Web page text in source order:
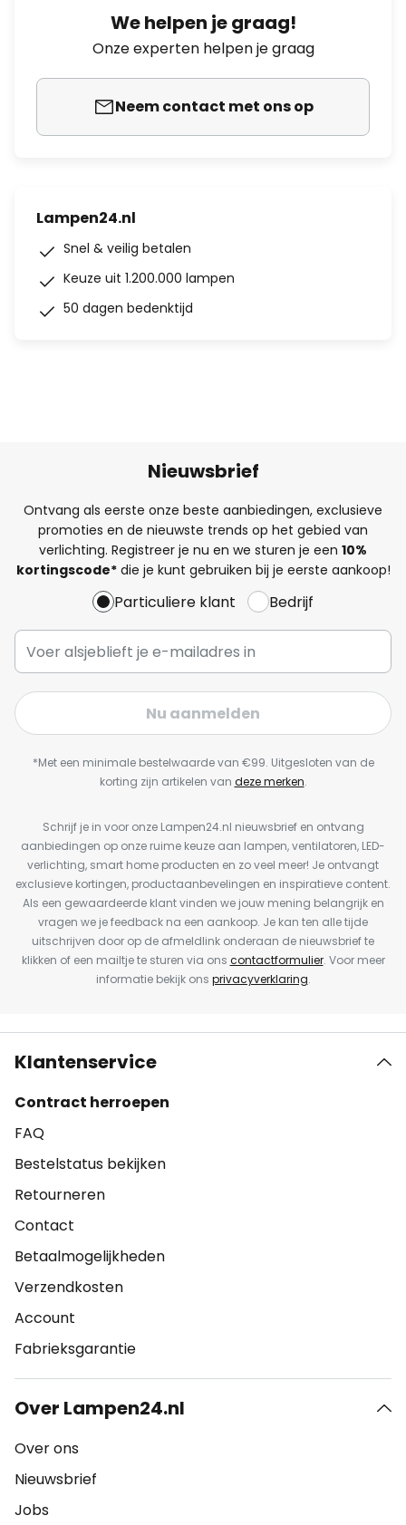
We helpen je graag!
Onze experten helpen je graag
Neem contact met ons op
Lampen24.nl
Snel & veilig betalen
Keuze uit 1.200.000 lampen
50 dagen bedenktijd
Nieuwsbrief
Ontvang als eerste onze beste aanbiedingen, exclusieve
promoties en de nieuwste trends op het gebied van
verlichting. Registreer je nu en we sturen je een 10%
kortingscode*die je kunt gebruiken bij je eerste aankoop!
Particuliere klant Bedrijf
Nu aanmelden
*Met een minimale bestelwaarde van €99. Uitgesloten van de
korting zijn artikelen van deze merken.
Schrijf je in voor onze Lampen24.nl nieuwsbrief en ontvang
aanbiedingen op onze ruime keuze aan lampen, ventilatoren, LED-
verlichting, smart home producten en zo veel meer! Je ontvangt
exclusieve kortingen, productaanbevelingen en inspiratieve content.
Als een gewaardeerde klant vinden we jouw mening belangrijk en
vragen we je feedback na een aankoop. Je kan ten alle tijde
uitschrijven door op de afmeldlink onderaan de nieuwsbrief te
klikken of een mailtje te sturen via ons contactformulier. Voor meer
informatie bekijk ons privacyverklaring.
Klantenservice
Contract herroepen
FAQ
Bestelstatus bekijken
Retourneren
Contact
Betaalmogelijkheden
Verzendkosten
Account
Fabrieksgarantie
Over Lampen24.nl
Over ons
Nieuwsbrief
Jobs